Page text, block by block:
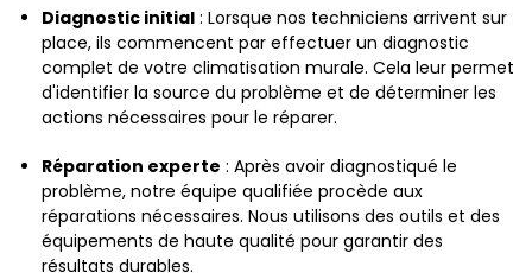
Diagnostic initial : Lorsque nos techniciens arrivent sur
place, ils commencent par effectuer un diagnostic
complet de votre climatisation murale. Cela leur permet
d'identifier la source du problème et de déterminer les
actions nécessaires pour le réparer.
Réparation experte : Après avoir diagnostiqué le
problème, notre équipe qualifiée procède aux
réparations nécessaires. Nous utilisons des outils et des
équipements de haute qualité pour garantir des
résultats durables.